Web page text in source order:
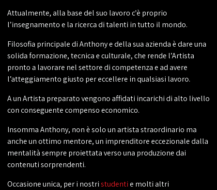
Attualmente, alla base del suo lavoro c'è proprio
l’insegnamento e la ricerca di talenti in tutto il mondo.
Filosofia principale di Anthony e della sua azienda è dare una
solida formazione, tecnica e culturale, che rende l’Artista
pronto a lavorare nel settore di competenza e ad avere
l’atteggiamento giusto per eccellere in qualsiasi lavoro.
A un Artista preparato vengono affidati incarichi di alto livello
con conseguente compenso economico.
Insomma Anthony, non è solo un artista straordinario ma
anche un ottimo mentore, un imprenditore eccezionale dalla
mentalità sempre proiettata verso una produzione dai
contenuti sorprendenti.
Occasione unica, per i nostristudentie molti altri